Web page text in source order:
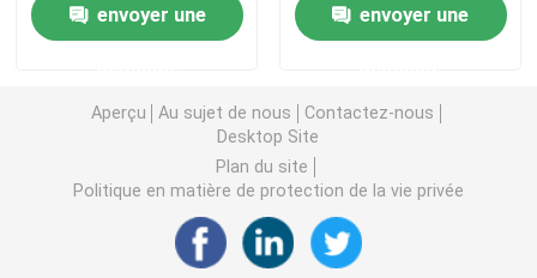
Le thermistore NTC de puissance
Capteur de température de NTC
Varistance
Varistance CMS
envoyer une
envoyer une
Aperçu Au sujet de nous
Contactez-nous
Desktop Site
Plan du site
Politique en matière de protection de la vie privée